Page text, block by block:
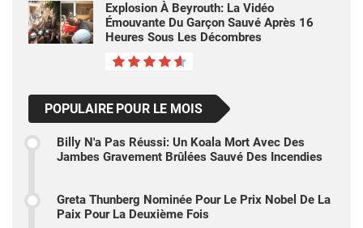
Explosion À Beyrouth: La Vidéo
Émouvante Du Garçon Sauvé Après 16
Heures Sous Les Décombres
POPULAIRE POUR LE MOIS
Billy N'a Pas Réussi: Un Koala Mort Avec Des
Jambes Gravement Brûlées Sauvé Des Incendies
Greta Thunberg Nominée Pour Le Prix Nobel De La
Paix Pour La Deuxième Fois